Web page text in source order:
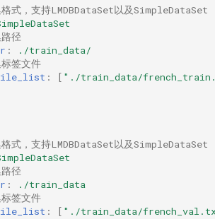
式，支持LMDBDataSet以及SimpleDataSet
径
:
./train_data/
签文件
: [ "./train_data/
式，支持LMDBDataSet以及SimpleDataSet
径
:
./train_data
签文件
: [ "./train_data/